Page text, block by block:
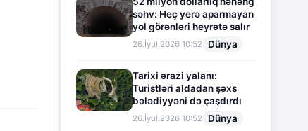
səhv: Heç yerə aparmayan
yol görənləri heyrətə salır
26.İyul.2026 10:52 Dünya
Tarixi ərazi yalanı:
Turistləri aldadan şəxs
bələdiyyəni də çaşdırdı
26.İyul.2026 10:52 Dünya